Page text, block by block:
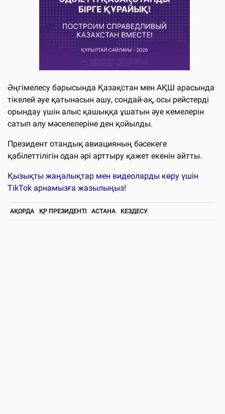
Әңгімелесу барысында Қазақстан мен АҚШ арасында
тікелей әуе қатынасын ашу, сондай-ақ, осы рейстерді
орындау үшін алыс қашыққа ұшатын әуе кемелерін
сатып алу мәселелеріне ден қойылды.
Президент отандық авиацияның бәсекеге
қабілеттілігін одан әрі арттыру қажет екенін айтты.
Қызықты жаңалықтар мен видеоларды көру үшін
TikTok арнамызға жазылыңыз!
АҚОРДА ҚР ПРЕЗИДЕНТІ АСТАНА КЕЗДЕСУ